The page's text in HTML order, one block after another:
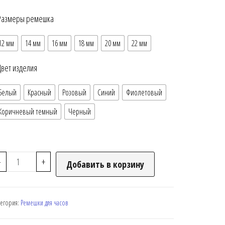
ремешка
мм 14 мм 16 мм 18 мм 20 мм 22 мм
изделия
Красный Розовый Синий
Фиолетовый
темный
Черный
+ Добавить в корзину
Ремешки для часов